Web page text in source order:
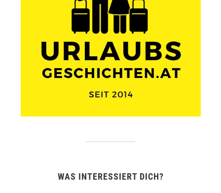
WAS INTERESSIERT DICH?